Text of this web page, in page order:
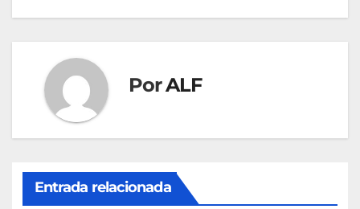
entradas
PorALF
Entrada relacionada